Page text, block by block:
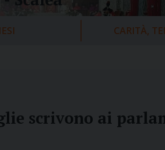
CARITÀ,
scrivono ai